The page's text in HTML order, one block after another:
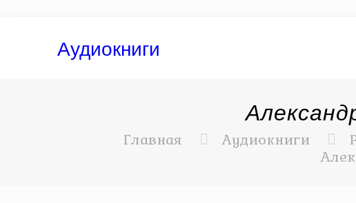
Аудиокниги
Главная Аудиокниги